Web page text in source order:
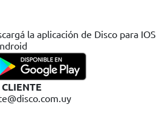
la aplicación de Disco para IOS